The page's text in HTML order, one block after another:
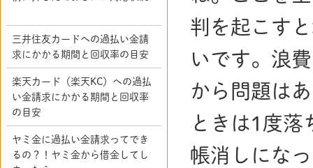
判を起こす
いです。浪
から問題は
ときは1度落
帳消しにな
三井住友カードへの過払い金請
求にかかる期間と回収率の目安
楽天カード（楽天KC）への過払
い金請求にかかる期間と回収率
の目安
ヤミ金に過払い金請求ってでき
るの？！ヤミ金から借金してし